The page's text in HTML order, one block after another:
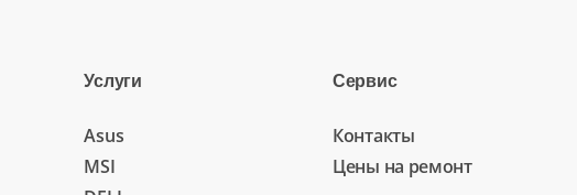
Услуги
Asus
MSI
Сервис
Контакты
Цены на ремонт